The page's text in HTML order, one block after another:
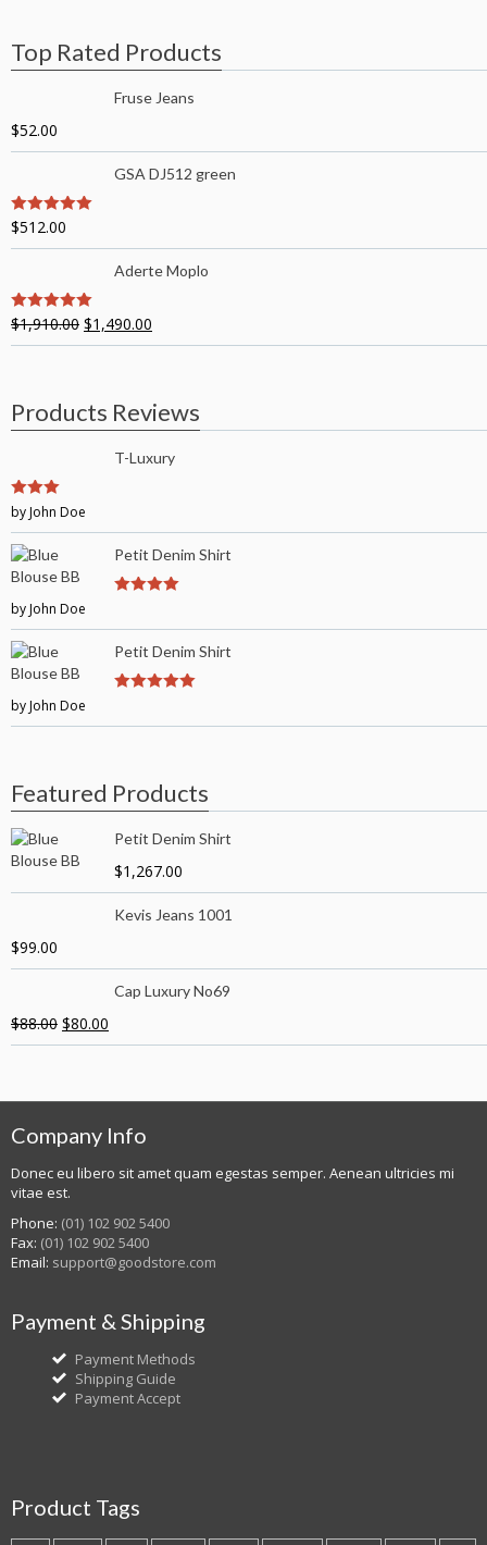
Top Rated Products
Fruse Jeans
$52.00
GSA DJ512 green
5out of 5
$512.00
Aderte Moplo
5out of 5
$1,910.00 $1,490.00
Products Reviews
T-Luxury
3out of
by John Doe
Petit Denim Shirt
by John Doe
Petit Denim Shirt
by John Doe
Featured Products
Petit Denim Shirt
$1,267.00
Kevis Jeans 1001
$99.00
Cap Luxury No69
$88.00 $80.00
Company Info
Donec eu libero sit amet quam egestas semper. Aenean ultricies mi
vitae est.
Phone: (01) 102 902 5400
Fax: (01) 102 902 5400
Email: support@goodstore.com
Payment & Shipping
Payment Methods
Shipping Guide
Payment Accept
Product Tags